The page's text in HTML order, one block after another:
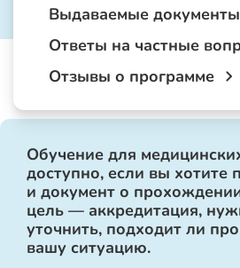
Выдаваемые документы
Ответы на частные
Отзывы о программе
Обучение для
доступно, если вы хотите
и документ о
цель — аккредитация,
уточнить, подходит ли
вашу ситуацию.